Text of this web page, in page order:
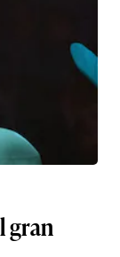
gran